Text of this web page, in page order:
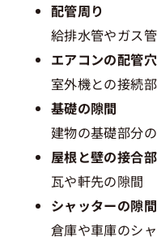
配管周り
給排水管やガス
エアコンの配管穴
室外機との接続
基礎の隙間
建物の基礎部分
屋根と壁の接合部
瓦や軒先の隙間
シャッターの隙間
倉庫や車庫のシ